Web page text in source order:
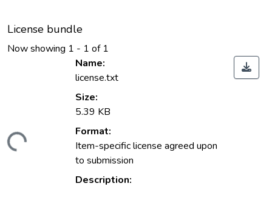
License bundle
Now showing 1 - 1 of 1
Name:
license.txt
Size:
5.39 KB
Format:
Item-specific license agreed upon
to submission
Description: